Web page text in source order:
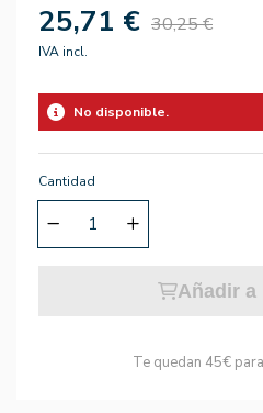
25,71 € 30,25 €
IVA incl.
No disponible.
Cantidad
Añadir a
Te quedan 45€